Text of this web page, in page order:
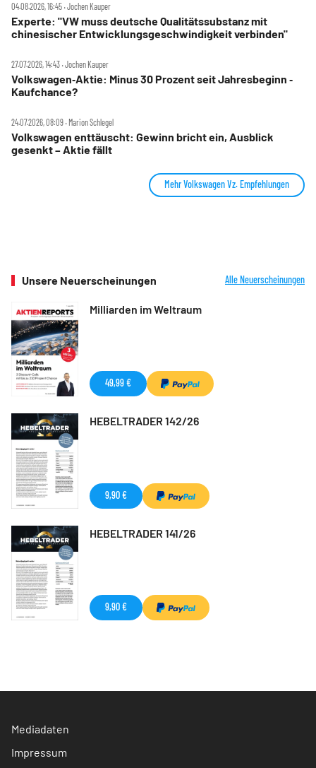
04.08.2026, 16:45 ‧ Jochen Kauper
Experte: "VW muss deutsche Qualitätssubstanz mit
chinesischer Entwicklungsgeschwindigkeit verbinden"
27.07.2026, 14:43 ‧ Jochen Kauper
Volkswagen‑Aktie: Minus 30 Prozent seit Jahresbeginn ‑
Kaufchance?
24.07.2026, 08:09 ‧ Marion Schlegel
Volkswagen enttäuscht: Gewinn bricht ein, Ausblick
gesenkt – Aktie fällt
Mehr Volkswagen Vz. Empfehlungen
Unsere Neuerscheinungen Alle Neuerscheinungen
Milliarden im Weltraum
49,99 €
HEBELTRADER 142/26
9,90 €
HEBELTRADER 141/26
9,90 €
Mediadaten
Impressum